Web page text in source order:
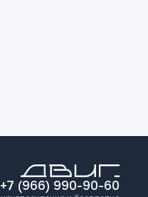
+7 (966) 990-90-60